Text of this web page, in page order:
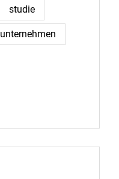
studie
unternehmen